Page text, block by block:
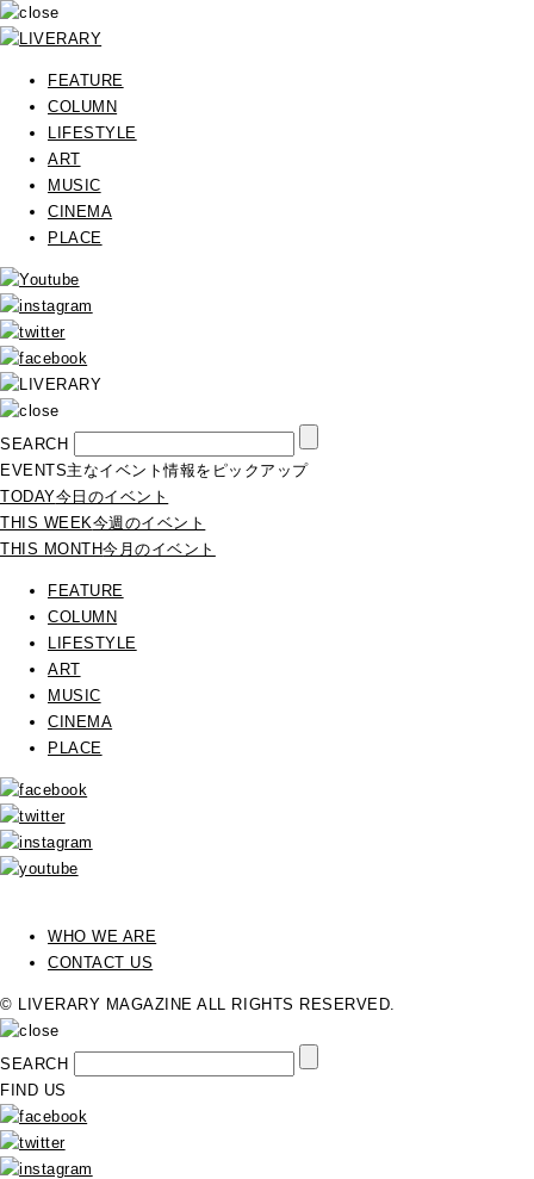
FEATURE
COLUMN
LIFESTYLE
ART
MUSIC
CINEMA
PLACE
SEARCH
EVENTS主なイベント情報をピックアップ
TODAY今日のイベント
THIS WEEK今週のイベント
THIS MONTH今月のイベント
FEATURE
COLUMN
LIFESTYLE
ART
MUSIC
CINEMA
PLACE
WHO WE ARE
CONTACT US
© LIVERARY MAGAZINE ALL RIGHTS RESERVED.
SEARCH
FIND US